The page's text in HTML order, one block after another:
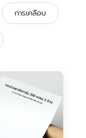
การเคลือบ